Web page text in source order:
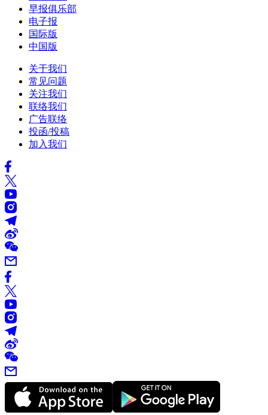
早报俱乐部
电子报
国际版
中国版
关于我们
常见问题
关注我们
联络我们
广告联络
投函/投稿
加入我们